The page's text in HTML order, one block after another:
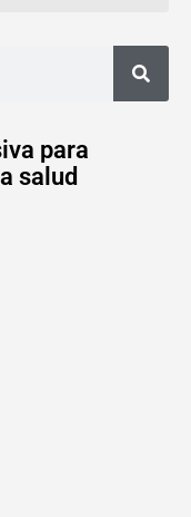
para
salud